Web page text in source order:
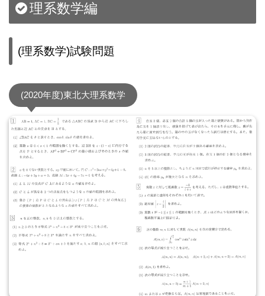
理系数学編
(理系数学)試験問題
(2020年度)東北大理系数学